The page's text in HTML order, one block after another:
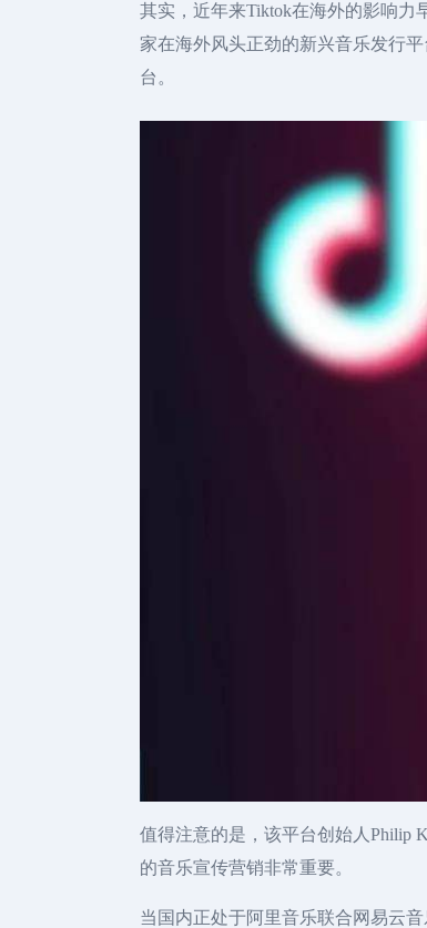
其实，近年来Tiktok在海外的影响力
家在海外风头正劲的新兴音乐发行平
台。
值得注意的是，该平台创始人Philip
的音乐宣传营销非常重要。
当国内正处于阿里音乐联合网易云